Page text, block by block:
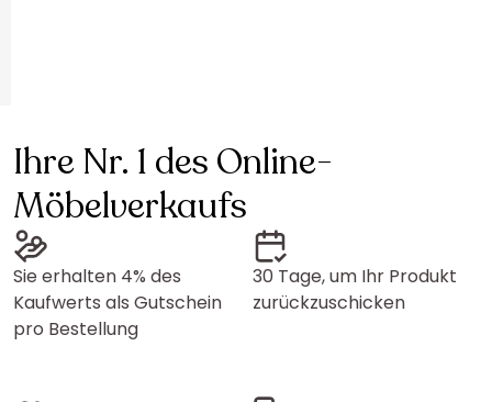
Ihre Nr. 1 des Online-
Möbelverkaufs
Sie erhalten 4% des
Kaufwerts als Gutschein
pro Bestellung
30 Tage, um Ihr Produkt
zurückzuschicken